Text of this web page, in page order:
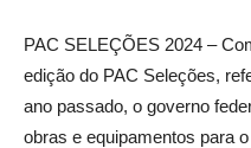
PAC SELEÇÕES 2024 –
edição do PAC Seleções,
ano passado, o governo
obras e equipamentos para